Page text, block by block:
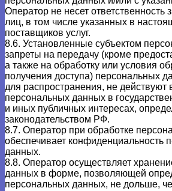
Оператор не несет ответственность
лиц, в том числе указанных в
поставщиков услуг.
8.6. Установленные субъектом
запреты на передачу (кроме
а также на обработку или условия
получения доступа) персональных
для распространения, не действуют
персональных данных в
и иных публичных интересах,
законодательством РФ.
8.7. Оператор при обработке
обеспечивает конфиденциальность
данных.
8.8. Оператор осуществляет
данных в форме, позволяющей
персональных данных, не дольше,